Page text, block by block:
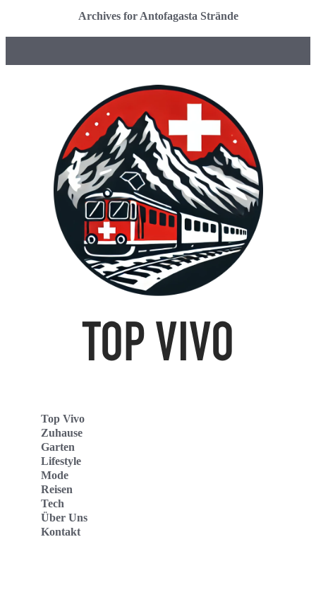
Archives for Antofagasta Strände
Top Vivo
Zuhause
Garten
Lifestyle
Mode
Reisen
Tech
Über Uns
Kontakt